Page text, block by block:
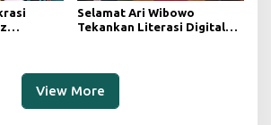
Selamat Ari Wibowo
Tekankan Literasi Digital
View More